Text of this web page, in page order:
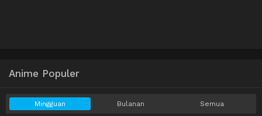
Anime Populer
Mingguan Bulanan Semua